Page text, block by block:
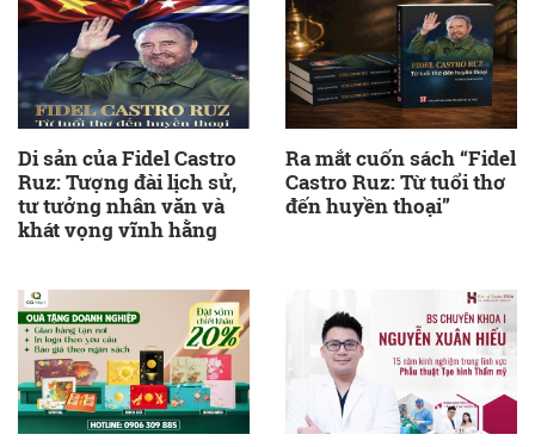
Di sản của Fidel Castro
Ruz: Tượng đài lịch sử,
tư tưởng nhân văn và
khát vọng vĩnh hằng
Ra mắt cuốn sách “Fidel
Castro Ruz: Từ tuổi thơ
đến huyền thoại”